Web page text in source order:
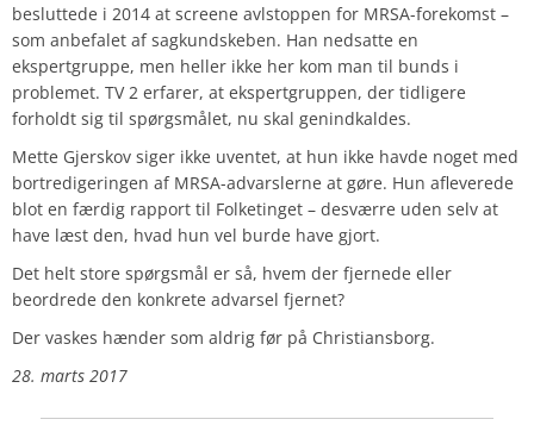
besluttede i 2014 at screene avlstoppen for MRSA-forekomst –
som anbefalet af sagkundskeben. Han nedsatte en
ekspertgruppe, men heller ikke her kom man til bunds i
problemet. TV 2 erfarer, at ekspertgruppen, der tidligere
forholdt sig til spørgsmålet, nu skal genindkaldes.
Mette Gjerskov siger ikke uventet, at hun ikke havde noget med
bortredigeringen af MRSA-advarslerne at gøre. Hun afleverede
blot en færdig rapport til Folketinget – desværre uden selv at
have læst den, hvad hun vel burde have gjort.
Det helt store spørgsmål er så, hvem der fjernede eller
beordrede den konkrete advarsel fjernet?
Der vaskes hænder som aldrig før på Christiansborg.
28. marts 2017